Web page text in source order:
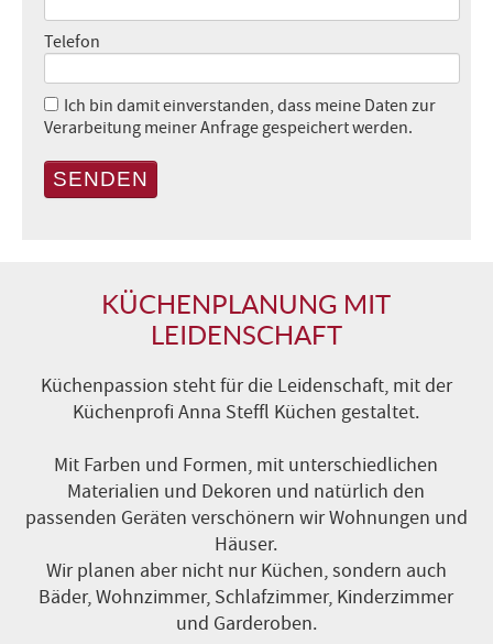
Telefon
Ich bin damit einverstanden, dass meine Daten zur
Verarbeitung meiner Anfrage gespeichert werden.
SENDEN
KÜCHENPLANUNG MIT
LEIDENSCHAFT
Küchenpassion steht für die Leidenschaft, mit der
Küchenprofi Anna Steffl Küchen gestaltet.
Mit Farben und Formen, mit unterschiedlichen
Materialien und Dekoren und natürlich den
passenden Geräten verschönern wir Wohnungen und
Häuser.
Wir planen aber nicht nur Küchen, sondern auch
Bäder, Wohnzimmer, Schlafzimmer, Kinderzimmer
und Garderoben.